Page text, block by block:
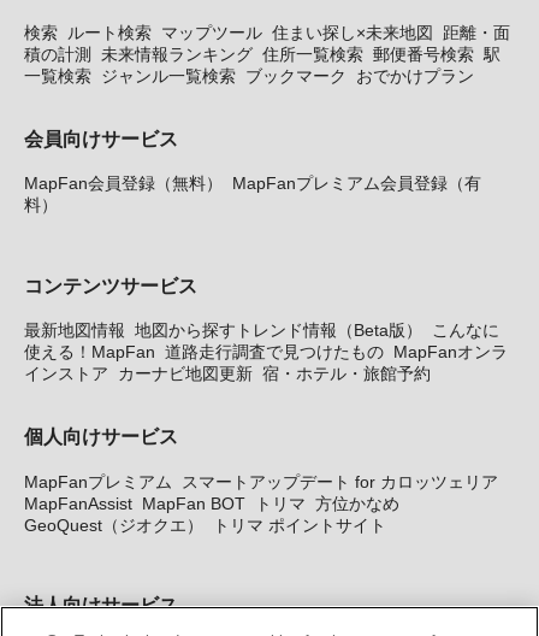
検索 ルート検索 マップツール 住まい探し×未来地図
距離・面
積の計測 未来情報ランキング 住所一覧検索 郵便番号検索 駅
一覧検索 ジャンル一覧検索 ブックマーク おでかけプラン
会員向けサービス
MapFan会員登録（無料）
MapFanプレミアム会員登録（有
料）
コンテンツサービス
最新地図情報 地図から探すトレンド情報（Beta版）
こんなに
使える！MapFan 道路走行調査で見つけたもの MapFanオンラ
インストア
カーナビ地図更新 宿・ホテル・旅館予約
個人向けサービス
MapFanプレミアム
スマートアップデート for カロッツェリア
MapFanAssist MapFan BOT トリマ 方位かなめ
GeoQuest（ジオクエ）
トリマ ポイントサイト
法人向けサービス